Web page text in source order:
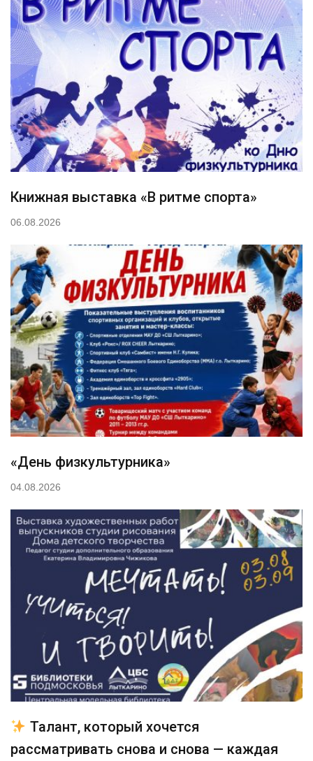
Книжная выставка «В ритме спорта»
06.08.2026
«День физкультурника»
04.08.2026
Талант, который хочется
рассматривать снова и снова — каждая